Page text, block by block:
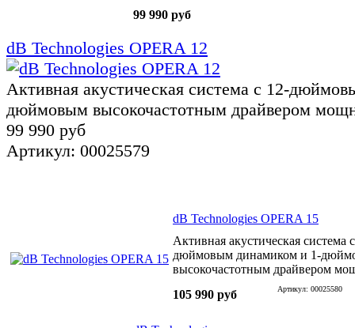
дюймовым
драйвером мощнос
99 990 руб
dB Technologies OPERA 12
Активная акустическая система с 12-
дюймовым высокочастотным драйвером
99 990 руб
Артикул: 00025579
dB Technologies OPERA 15
Активная акустическая система
дюймовым динамиком и 1-
высокочастотным драйвером
105 990 руб
Артикул: 00025580